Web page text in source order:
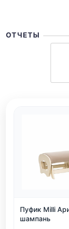
ОТЧЕТЫ
Пуфик Milli
шампань